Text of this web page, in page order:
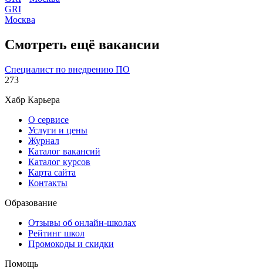
GRI
Москва
Смотреть ещё вакансии
Специалист по внедрению ПО
273
Хабр Карьера
О сервисе
Услуги и цены
Журнал
Каталог вакансий
Каталог курсов
Карта сайта
Контакты
Образование
Отзывы об онлайн-школах
Рейтинг школ
Промокоды и скидки
Помощь